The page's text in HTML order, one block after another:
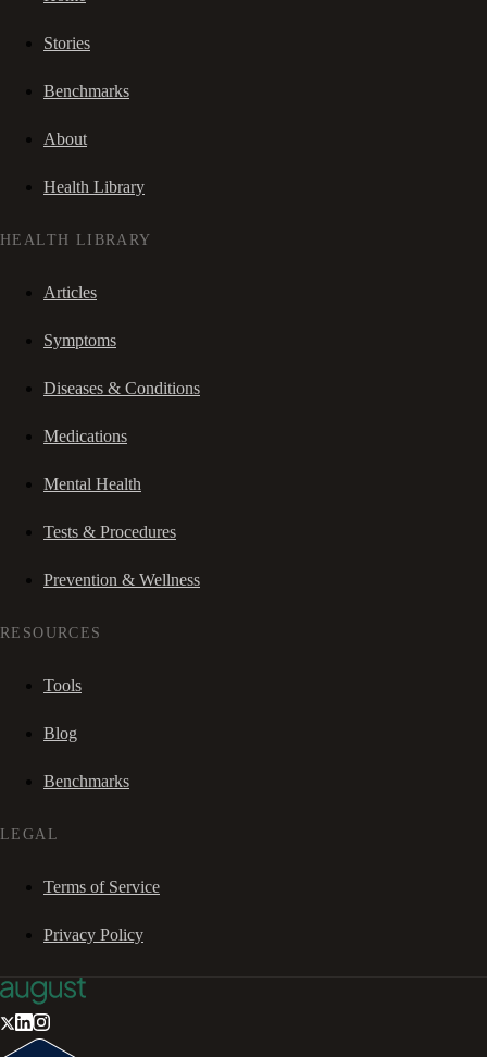
Stories
Benchmarks
About
Health Library
HEALTH LIBRARY
Articles
Symptoms
Diseases & Conditions
Medications
Mental Health
Tests & Procedures
Prevention & Wellness
RESOURCES
Tools
Blog
Benchmarks
LEGAL
Terms of Service
Privacy Policy